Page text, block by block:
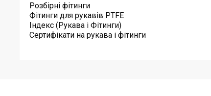
Розбірні фітинги
Фітинги для рукавів PTFE
Індекс (Рукава і Фітинги)
Сертифікати на рукава і фітинги